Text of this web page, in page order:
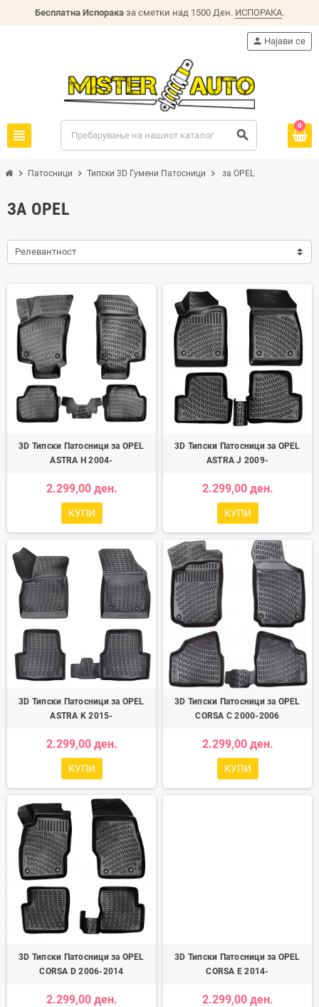
Бесплатна Испорака за сметки над 1500 Ден. ИСПОРАКА.
view_headline search
person Најави се
0
chevron_right Патосници chevron_right Типски 3D Гумени Патосници chevron_right за OPEL
ЗА OPEL
Релевантност
3D Типски Патосници за OPEL
ASTRA H 2004-
2.299,00 ден.
КУПИ
3D Типски Патосници за OPEL
ASTRA J 2009-
2.299,00 ден.
КУПИ
3D Типски Патосници за OPEL
ASTRA K 2015-
2.299,00 ден.
КУПИ
3D Типски Патосници за OPEL
CORSA C 2000-2006
2.299,00 ден.
КУПИ
3D Типски Патосници за OPEL
CORSA D 2006-2014
2.299,00 ден.
3D Типски Патосници за OPEL
CORSA E 2014-
2.299,00 ден.